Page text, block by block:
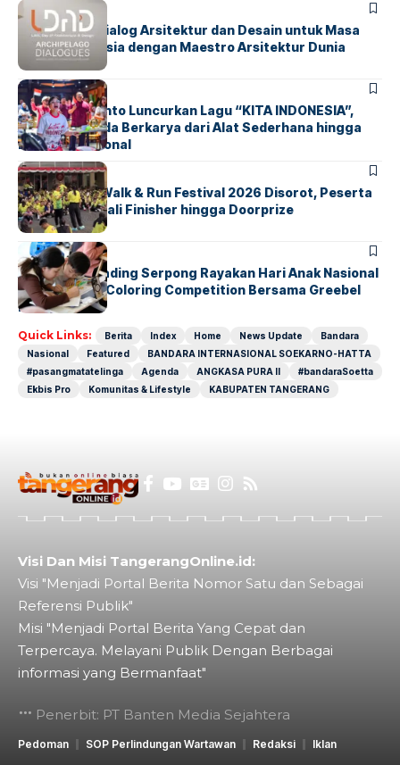
BERITA HOME
LDAD 2026: Dialog Arsitektur dan Desain untuk Masa
Depan Indonesia dengan Maestro Arsitektur Dunia
BERITAINDEX
Marissa Sutanto Luncurkan Lagu “KITA INDONESIA”,
Ajak Anak Muda Berkarya dari Alat Sederhana hingga
Musik Tradisional
BERITAINDEX
Tangsel Fun Walk & Run Festival 2026 Disorot, Peserta
Keluhkan Medali Finisher hingga Doorprize
BERITAINDEX
Atria Hotel Gading Serpong Rayakan Hari Anak Nasional
Lewat Family Coloring Competition Bersama Greebel
Indonesia
Quick Links: Berita Index Home News Update
Bandara
Nasional
Featured
BANDARA INTERNASIONAL SOEKARNO-HATTA
#pasangmatatelinga
Agenda ANGKASA PURA II
#bandaraSoetta
Ekbis Pro
Komunitas & Lifestyle KABUPATEN TANGERANG
Visi Dan Misi TangerangOnline.id:
Visi "Menjadi Portal Berita Nomor Satu dan Sebagai
Referensi Publik"
Misi "Menjadi Portal Berita Yang Cepat dan
Terpercaya. Melayani Publik Dengan Berbagai
informasi yang Bermanfaat"
Penerbit: PT Banten Media Sejahtera
Pedoman SOP Perlindungan Wartawan Redaksi Iklan